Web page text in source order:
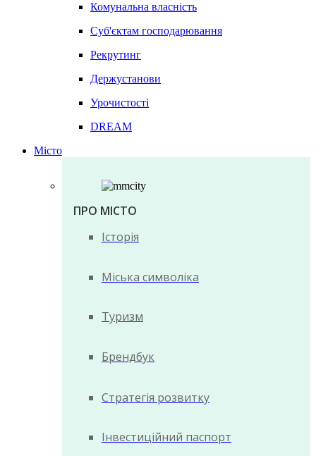
Комунальна власність
Суб'єктам господарювання
Рекрутинг
Держустанови
Урочистості
DREAM
Місто
ПРО МІСТО
Історія
Міська символіка
Туризм
Брендбук
Стратегія розвитку
Інвестиційний паспорт